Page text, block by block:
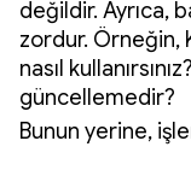
değildir. Ayrıca,
zordur. Örneğin,
nasıl
güncellemedir?
Bunun yerine,